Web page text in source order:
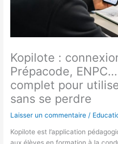
Kopilote :
Prépacode,
complet pour
sans se perdre
Laisser un commentaire /
Kopilote est l’application